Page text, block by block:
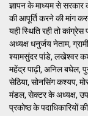
ज्ञापन के माध्यम से सरकार
की आपूर्ति करने की मांग
यही स्थिति रही तो
अध्यक्ष धनुर्जय नेताम,
श्यामसुंदर पांडे, लखेश्वर
महेंद्र पाढ़ी, अनिल बघेल,
सेठिया, सोनसिंग कश्यप,
मंडल, सेक्टर के अध्यक्ष,
प्रकोष्ठ के पदाधिकारियों